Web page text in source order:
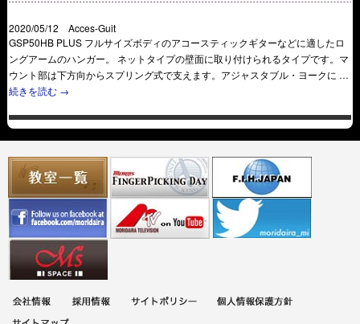
2020/05/12 Acces-Guit
GSP50HB PLUS フルサイズボディのアコースティックギターなどに適したロ
ングアームのハンガー。 ネットタイプの壁面に取り付けられるタイプです。マ
ウント部は下方向からスプリング式で支えます。アジャスタブル・ヨークに …
続きを読む →